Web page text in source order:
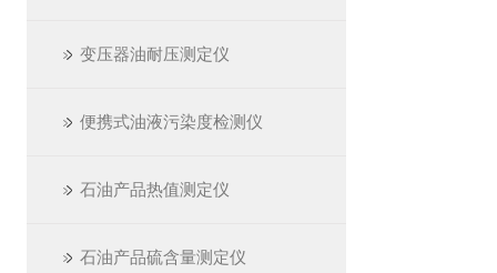
变压器油耐压测定仪
便携式油液污染度检测仪
石油产品热值测定仪
石油产品硫含量测定仪